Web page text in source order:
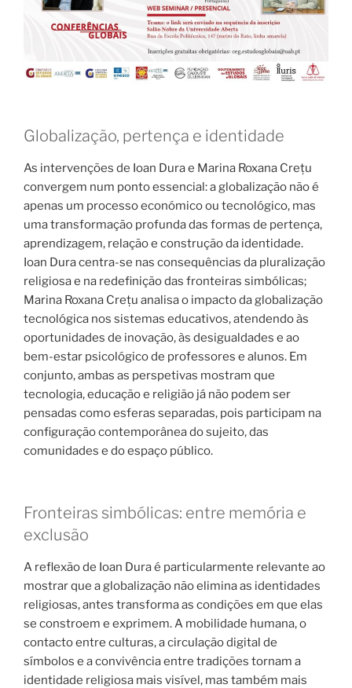
Globalização, pertença e identidade
As intervenções de Ioan Dura e Marina Roxana Crețu
convergem num ponto essencial: a globalização não é
apenas um processo económico ou tecnológico, mas
uma transformação profunda das formas de pertença,
aprendizagem, relação e construção da identidade.
Ioan Dura centra-se nas consequências da pluralização
religiosa e na redefinição das fronteiras simbólicas;
Marina Roxana Crețu analisa o impacto da globalização
tecnológica nos sistemas educativos, atendendo às
oportunidades de inovação, às desigualdades e ao
bem-estar psicológico de professores e alunos. Em
conjunto, ambas as perspetivas mostram que
tecnologia, educação e religião já não podem ser
pensadas como esferas separadas, pois participam na
configuração contemporânea do sujeito, das
comunidades e do espaço público.
Fronteiras simbólicas: entre memória e
exclusão
A reflexão de Ioan Dura é particularmente relevante ao
mostrar que a globalização não elimina as identidades
religiosas, antes transforma as condições em que elas
se constroem e exprimem. A mobilidade humana, o
contacto entre culturas, a circulação digital de
símbolos e a convivência entre tradições tornam a
identidade religiosa mais visível, mas também mais